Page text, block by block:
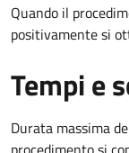
Quando il
positivamente si
Tempi e
Durata massima